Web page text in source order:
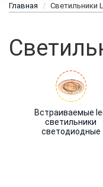
Главная Светильники
Встраиваемые
светильники
светодиодные